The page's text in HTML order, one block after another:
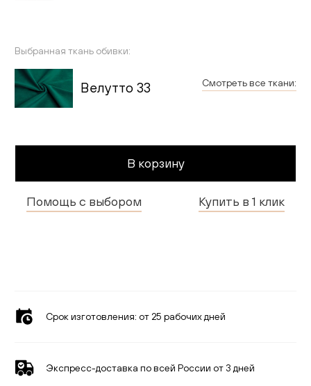
Кухня
Проекты
Мебель для бизнеса
Шоурумы
Выбранная ткань обивки:
Велутто 33 Смотреть все ткани:
В корзину
Помощь с выбором Купить в 1 клик
Срок изготовления: от 25 рабочих дней
Экспресс-доставка по всей России от 3 дней